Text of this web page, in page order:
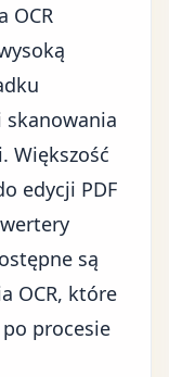
OCR
Większość
edycji PDF
są
OCR, które
procesie